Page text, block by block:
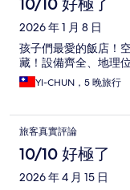
10/10 好極了
2026 年 1 月 8 日
孩子們最愛的飯店！
藏！設備齊全、地理
YI-CHUN，5 晚旅行
旅客真實評論
10/10 好極了
2026 年 4 月 15 日